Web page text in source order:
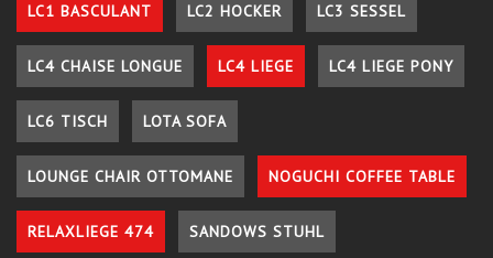
LC1 BASCULANT LC2 HOCKER LC3 SESSEL
LC4 CHAISE LONGUE LC4 LIEGE LC4 LIEGE PONY
LC6 TISCH LOTA SOFA
LOUNGE CHAIR OTTOMANE NOGUCHI COFFEE TABLE
RELAXLIEGE 474 SANDOWS STUHL